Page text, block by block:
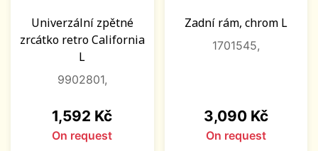
Univerzální zpětné
zrcátko retro California
L
9902801,
Price
1,592 Kč
On request
Zadní rám, chrom L
1701545,
Price
3,090 Kč
On request